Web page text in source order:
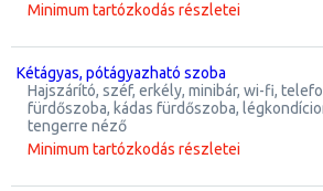
Minimum tartózkodás részletei
kétágyas, pótágyazható szoba
hajszárító, széf, erkély, minibár, wi-fi, telefon, tv, zuhanyzós
fürdőszoba, kádas fürdőszoba,
tengerre néző
Minimum tartózkodás részletei